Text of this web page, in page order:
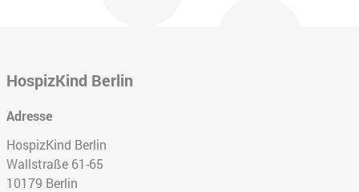
HospizKind Berlin
Adresse
HospizKind Berlin
Wallstraße 61-65
10179 Berlin